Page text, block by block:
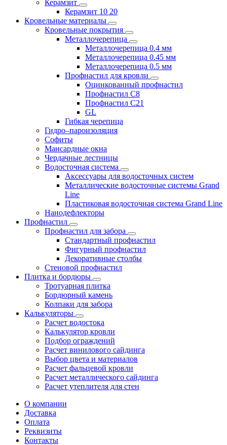
Керамзит
Керамзит 10 20
Кровельные материалы
Кровельные покрытия
Металлочерепица
Металлочерепица 0.4 мм
Металлочерепица 0.45 мм
Металлочерепица 0.5 мм
Профнастил для кровли
Оцинкованный профнастил
Профнастил С8
Профнастил С21
GL
Гибкая черепица
Гидро–пароизоляция
Софиты
Мансардные окна
Чердачные лестницы
Водосточная система
Аксессуары для водосточных систем
Металлические водосточные системы Grand
Line
Пластиковая водосточная система Grand Line
Нанодефлекторы
Профнастил
Профнастил для забора
Стандартный профнастил
Фигурный профнастил
Декоративные столбы
Стеновой профнастил
Плитка и бордюры
Тротуарная плитка
Бордюрный камень
Колпаки для забора
Калькуляторы
Расчет водостока
Калькулятор кровли
Подбор ограждений
Расчет винилового сайдинга
Выбор цвета и материалов
Расчет фальцевой кровли
Расчет металлического сайдинга
Расчет утеплителя для стен
О компании
Доставка
Оплата
Реквизиты
Контакты